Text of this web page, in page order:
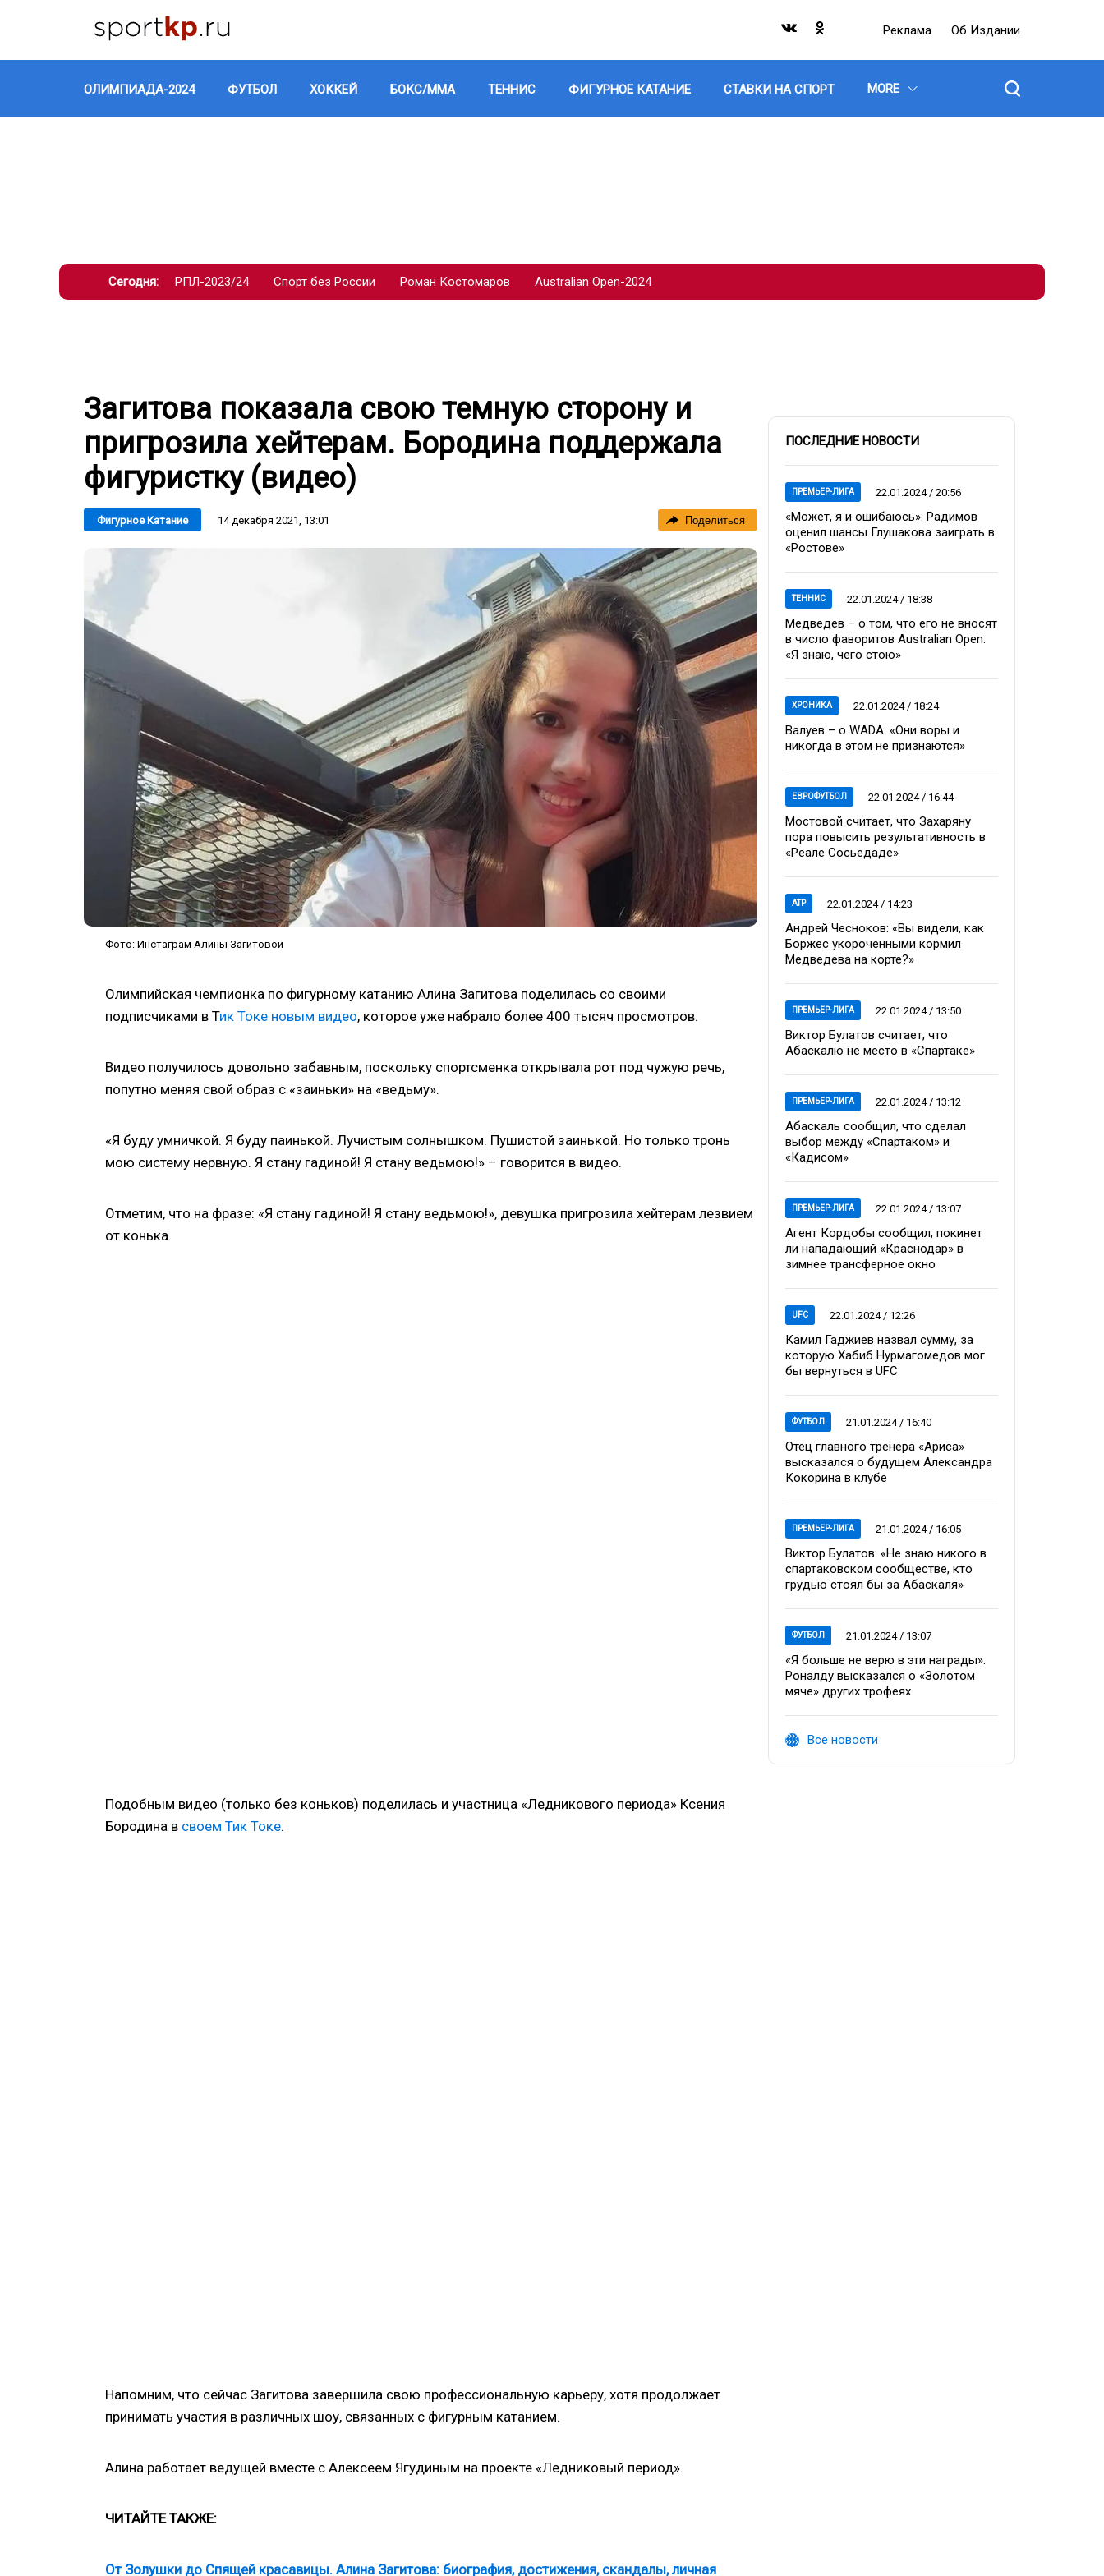
Реклама Об Издании
ОЛИМПИАДА-2024 ФУТБОЛ ХОККЕЙ БОКС/ММА ТЕННИС ФИГУРНОЕ КАТАНИЕ СТАВКИ НА СПОРТ MORE
Сегодня: РПЛ-2023/24 Спорт без России Роман Костомаров Australian Open-2024
Загитова показала свою темную сторону и
пригрозила хейтерам. Бородина поддержала
фигуристку (видео)
Фигурное Катание 14 декабря 2021, 13:01 Поделиться
Фото: Инстаграм Алины Загитовой
Олимпийская чемпионка по фигурному катанию Алина Загитова поделилась со своими
подписчиками в Тик Токе новым видео, которое уже набрало более 400 тысяч просмотров.
Видео получилось довольно забавным, поскольку спортсменка открывала рот под чужую речь,
попутно меняя свой образ с «заиньки» на «ведьму».
«Я буду умничкой. Я буду паинькой. Лучистым солнышком. Пушистой заинькой. Но только тронь
мою систему нервную. Я стану гадиной! Я стану ведьмою!» – говорится в видео.
Отметим, что на фразе: «Я стану гадиной! Я стану ведьмою!», девушка пригрозила хейтерам лезвием
от конька.
Подобным видео (только без коньков) поделилась и участница «Ледникового периода» Ксения
Бородина в своем Тик Токе.
Напомним, что сейчас Загитова завершила свою профессиональную карьеру, хотя продолжает
принимать участия в различных шоу, связанных с фигурным катанием.
Алина работает ведущей вместе с Алексеем Ягудиным на проекте «Ледниковый период».
ЧИТАЙТЕ ТАКЖЕ:
От Золушки до Спящей красавицы. Алина Загитова: биография, достижения, скандалы, личная
ПОСЛЕДНИЕ НОВОСТИ
ПРЕМЬЕР-ЛИГА 22.01.2024 / 20:56
«Может, я и ошибаюсь»: Радимов
оценил шансы Глушакова заиграть в
«Ростове»
ТЕННИС 22.01.2024 / 18:38
Медведев – о том, что его не вносят
в число фаворитов Australian Open:
«Я знаю, чего стою»
ХРОНИКА 22.01.2024 / 18:24
Валуев – о WADA: «Они воры и
никогда в этом не признаются»
ЕВРОФУТБОЛ 22.01.2024 / 16:44
Мостовой считает, что Захаряну
пора повысить результативность в
«Реале Сосьедаде»
ATP 22.01.2024 / 14:23
Андрей Чесноков: «Вы видели, как
Боржес укороченными кормил
Медведева на корте?»
ПРЕМЬЕР-ЛИГА 22.01.2024 / 13:50
Виктор Булатов считает, что
Абаскалю не место в «Спартаке»
ПРЕМЬЕР-ЛИГА 22.01.2024 / 13:12
Абаскаль сообщил, что сделал
выбор между «Спартаком» и
«Кадисом»
ПРЕМЬЕР-ЛИГА 22.01.2024 / 13:07
Агент Кордобы сообщил, покинет
ли нападающий «Краснодар» в
зимнее трансферное окно
UFC 22.01.2024 / 12:26
Камил Гаджиев назвал сумму, за
которую Хабиб Нурмагомедов мог
бы вернуться в UFC
ФУТБОЛ 21.01.2024 / 16:40
Отец главного тренера «Ариса»
высказался о будущем Александра
Кокорина в клубе
ПРЕМЬЕР-ЛИГА 21.01.2024 / 16:05
Виктор Булатов: «Не знаю никого в
спартаковском сообществе, кто
грудью стоял бы за Абаскаля»
ФУТБОЛ 21.01.2024 / 13:07
«Я больше не верю в эти награды»:
Роналду высказался о «Золотом
мяче» других трофеях
Все новости